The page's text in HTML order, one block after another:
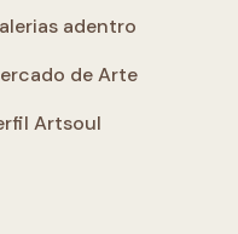
adentro
de Arte
Artsoul